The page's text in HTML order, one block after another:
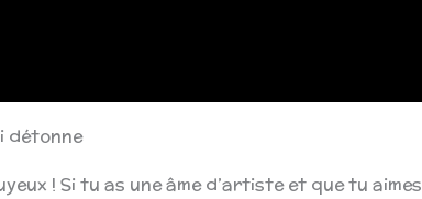
détonne
! Si tu as une âme d’artiste et que tu aimes